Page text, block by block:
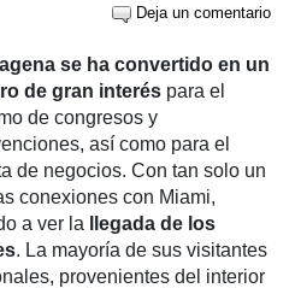
Deja un comentario
se ha convertido en un
de gran interés para el
de congresos y
así como para el
de negocios. Con tan solo un
conexiones con Miami,
a ver la llegada de los
. La mayoría de sus visitantes
provenientes del interior